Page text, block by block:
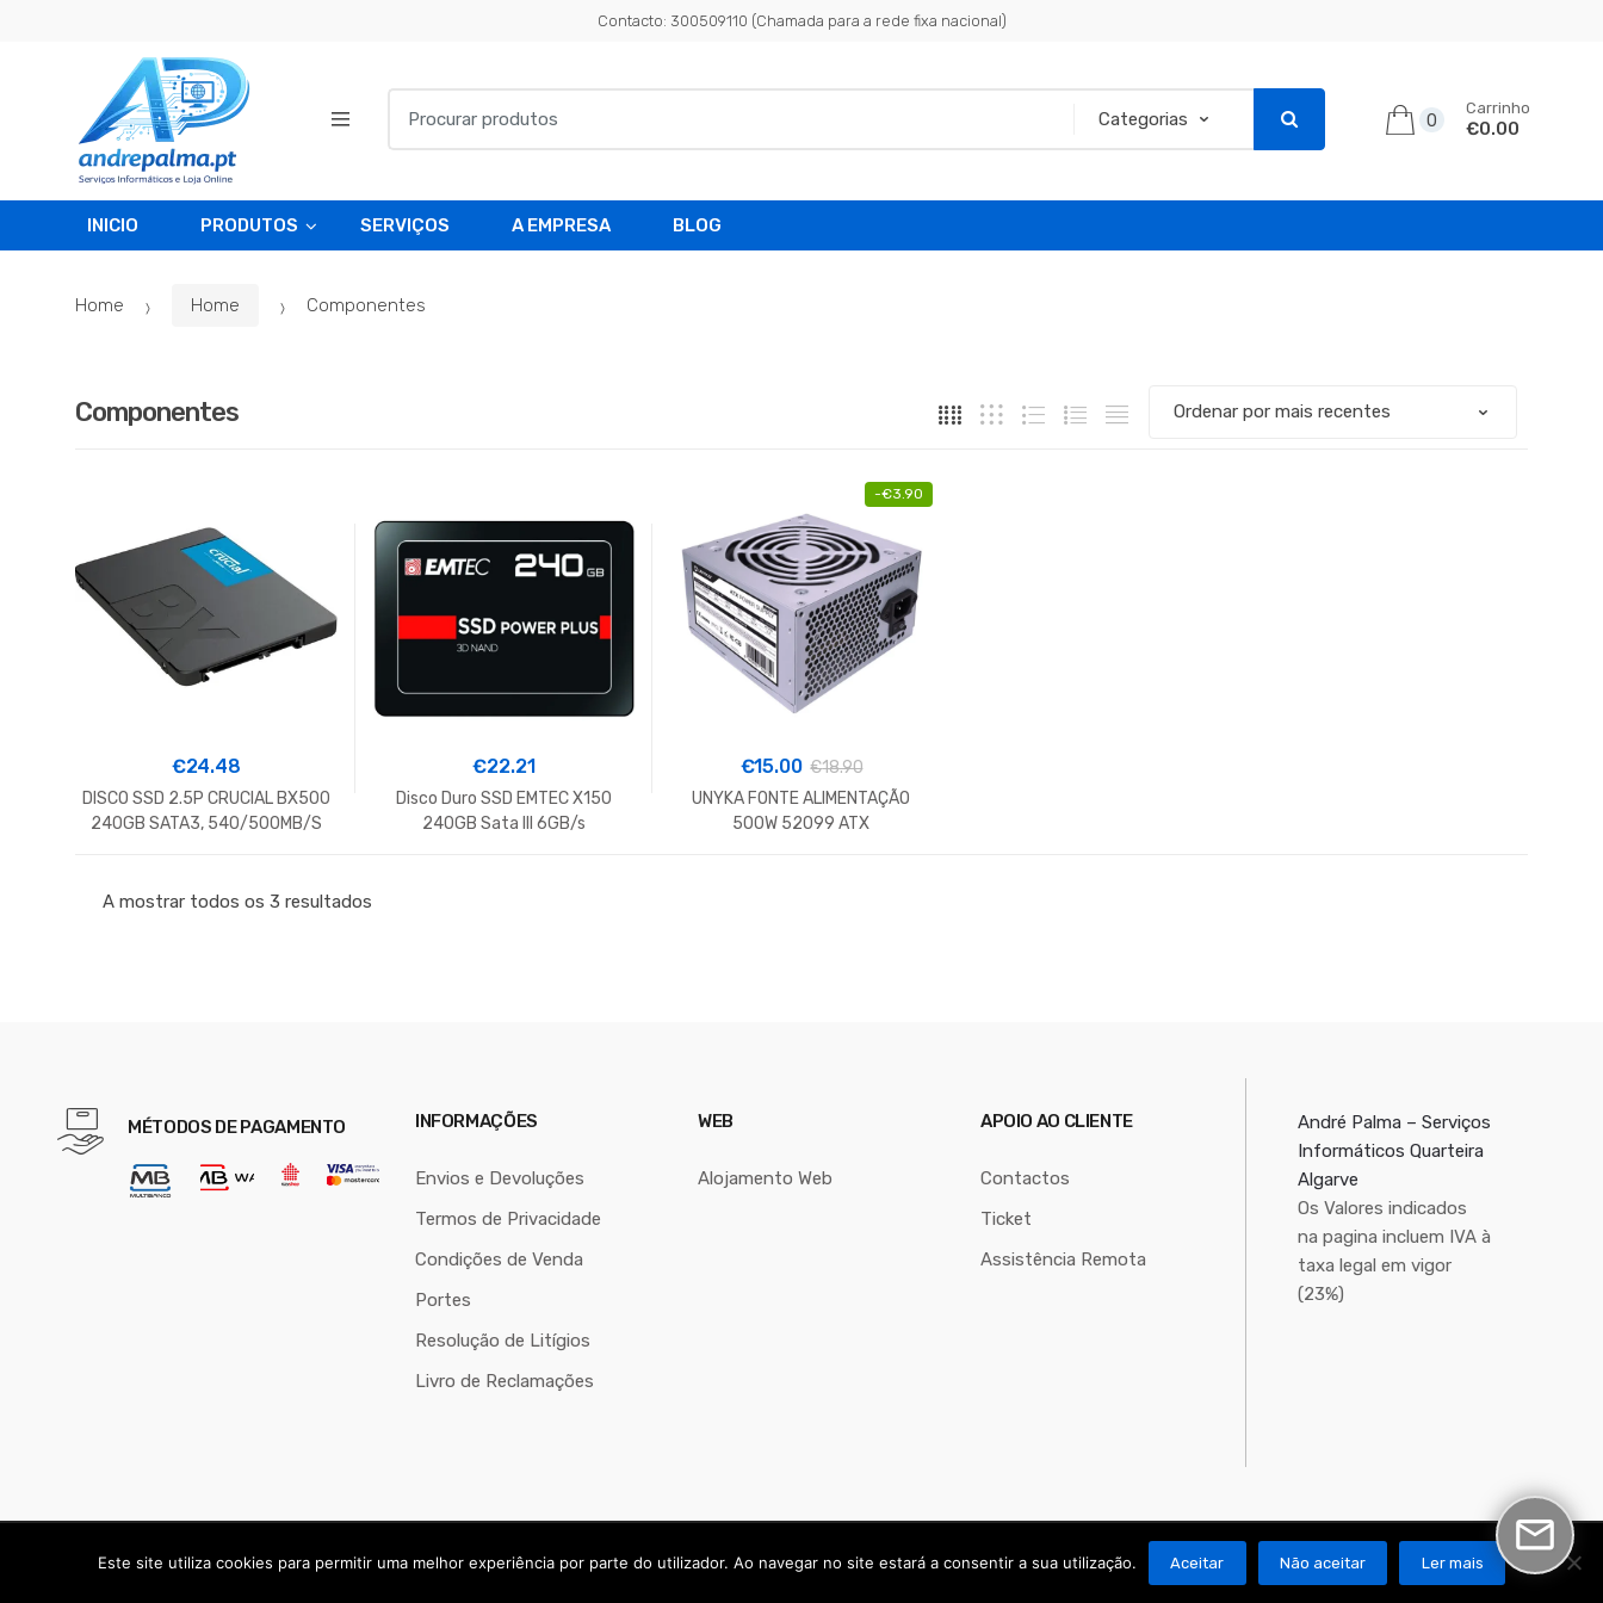
Contacto: 300509110 (Chamada para a rede fixa nacional)
for:
0
Carrinho
€0.00
INICIO PRODUTOS SERVIÇOS A EMPRESA BLOG
Home Home Componentes
Componentes
€24.48
DISCO SSD 2.5P CRUCIAL BX500
240GB SATA3, 540/500MB/S
€22.21
Disco Duro SSD EMTEC X150
240GB Sata III 6GB/s
-€3.90
€15.00 €18.90
UNYKA FONTE ALIMENTAÇÃO
500W 52099 ATX
A mostrar todos os 3 resultados
MÉTODOS DE PAGAMENTO INFORMAÇÕES
Envios e Devoluções
Termos de Privacidade
Condições de Venda
Portes
Resolução de Litígios
Livro de Reclamações
WEB
Alojamento Web
APOIO AO CLIENTE
Contactos
Ticket
Assistência Remota
André Palma – Serviços
Informáticos Quarteira
Algarve
Os Valores indicados
na pagina incluem IVA à
taxa legal em vigor
(23%)
Copyright © 2024André Palma - Serviços Informáticos Quarteira Algarve
Este site utiliza cookies para permitir uma melhor experiência por parte do utilizador. Ao navegar no site estará a consentir a sua utilização. Aceitar Não aceitar Ler mais